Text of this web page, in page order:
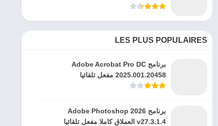
LES PLUS POPULAIRES
برنامج Adobe Acrobat Pro DC
2025.001.20458 مفعل تلقائيا
برنامج Adobe Photoshop 2026
v27.3.1.4 العملاق كاملا مفعل تلقائيا